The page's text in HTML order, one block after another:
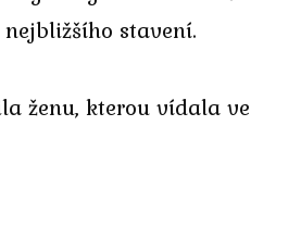
stavení.
ženu, kterou vídala ve